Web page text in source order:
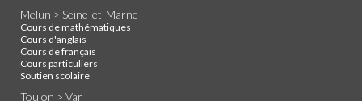
Melun > Seine-et-Marne
Cours de mathématiques
Cours d'anglais
Cours de français
Cours particuliers
Soutien scolaire
Toulon > Var